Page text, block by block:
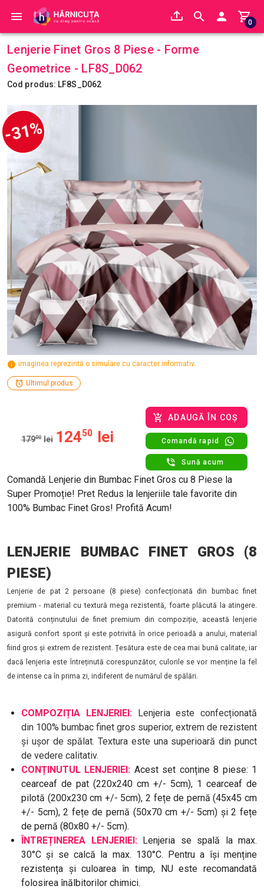
0
Lenjerie Finet Gros 8 Piese - Forme
Geometrice - LF8S_D062
Cod produs: LF8S_D062
-31%
imaginea reprezintă o simulare cu caracter informativ.
Ultimul produs
17900 lei 12450 lei
ADAUGĂ ÎN COȘ
Comandă rapid
Sună acum
Comandă Lenjerie din Bumbac Finet Gros cu 8 Piese la
Super Promoție! Pret Redus la lenjeriile tale favorite din
100% Bumbac Finet Gros! Profită Acum!
LENJERIE BUMBAC FINET GROS (8
PIESE)
Lenjerie de pat 2 persoane (8 piese) confecționată din bumbac finet
premium - material cu textură mega rezistentă, foarte plăcută la atingere.
Datorită conținutului de finet premium din compoziție, această lenjerie
asigură confort sporit și este potrivită în orice perioadă a anului, material
fiind gros și extrem de rezistent. Țesătura este de cea mai bună calitate, iar
dacă lenjeria este întreținută corespunzător, culorile se vor menține la fel
de intense ca în prima zi, indiferent de numărul de spălări.
COMPOZIȚIA LENJERIEI: Lenjeria este confecționată
din 100% bumbac finet gros superior, extrem de rezistent
și ușor de spălat. Textura este una superioară din punct
de vedere calitativ.
CONȚINUTUL LENJERIEI: Acest set conține 8 piese: 1
cearceaf de pat (220x240 cm +/- 5cm), 1 cearceaf de
pilotă (200x230 cm +/- 5cm), 2 fețe de pernă (45x45 cm
+/- 5cm), 2 fețe de pernă (50x70 cm +/- 5cm) și 2 fețe
de pernă (80x80 +/- 5cm).
ÎNTREȚINEREA LENJERIEI: Lenjeria se spală la max.
30°C și se calcă la max. 130°C. Pentru a își menține
rezistența și culoarea în timp, NU este recomandată
folosirea înălbitorilor chimici.